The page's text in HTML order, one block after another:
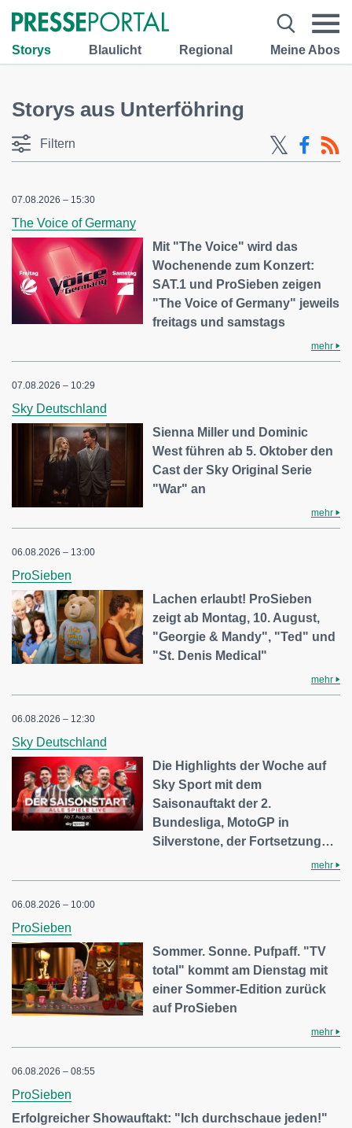
Storys Blaulicht Regional Meine Abos
Storys aus Unterföhring
Filtern
07.08.2026 – 15:30
The Voice of Germany
Mit "The Voice" wird das
Wochenende zum Konzert:
SAT.1 und ProSieben zeigen
"The Voice of Germany" jeweils
freitags und samstags
mehr
07.08.2026 – 10:29
Sky Deutschland
Sienna Miller und Dominic
West führen ab 5. Oktober den
Cast der Sky Original Serie
"War" an
mehr
06.08.2026 – 13:00
ProSieben
Lachen erlaubt! ProSieben
zeigt ab Montag, 10. August,
"Georgie & Mandy", "Ted" und
"St. Denis Medical"
mehr
06.08.2026 – 12:30
Sky Deutschland
Die Highlights der Woche auf
Sky Sport mit dem
Saisonauftakt der 2.
Bundesliga, MotoGP in
Silverstone, der Fortsetzung…
mehr
06.08.2026 – 10:00
ProSieben
Sommer. Sonne. Pufpaff. "TV
total" kommt am Dienstag mit
einer Sommer-Edition zurück
auf ProSieben
mehr
06.08.2026 – 08:55
ProSieben
Erfolgreicher Showauftakt: "Ich durchschaue jeden!"